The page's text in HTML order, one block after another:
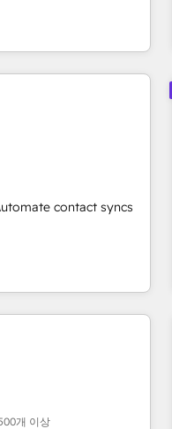
contact syncs
개 이상